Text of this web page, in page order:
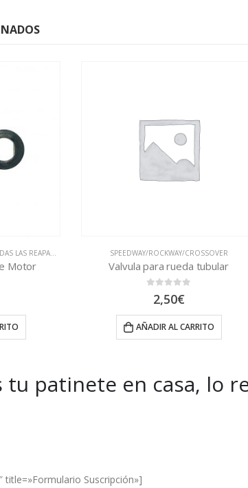
CÁMARAS
Cámara 20″
3,00€
AÑADIR AL CARRITO
tu patinete en casa, lo
Suscripción»]